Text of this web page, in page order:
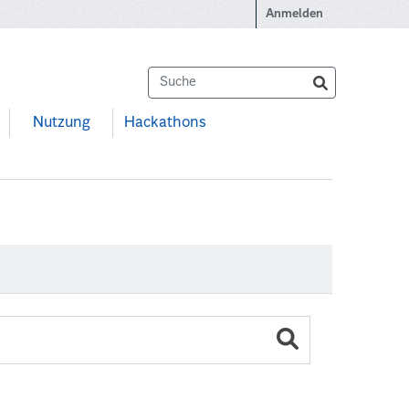
Anmelden
Nutzung Hackathons